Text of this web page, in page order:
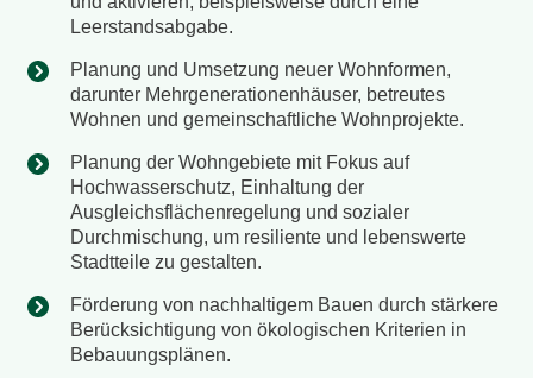
Leerstandsabgabe.
Planung und Umsetzung neuer Wohnformen,
darunter Mehrgenerationenhäuser, betreutes
Wohnen und gemeinschaftliche Wohnprojekte.
Planung der Wohngebiete mit Fokus auf
Hochwasserschutz, Einhaltung der
Ausgleichsflächenregelung und sozialer
Durchmischung, um resiliente und lebenswerte
Stadtteile zu gestalten.
Förderung von nachhaltigem Bauen durch stärkere
Berücksichtigung von ökologischen Kriterien in
Bebauungsplänen.